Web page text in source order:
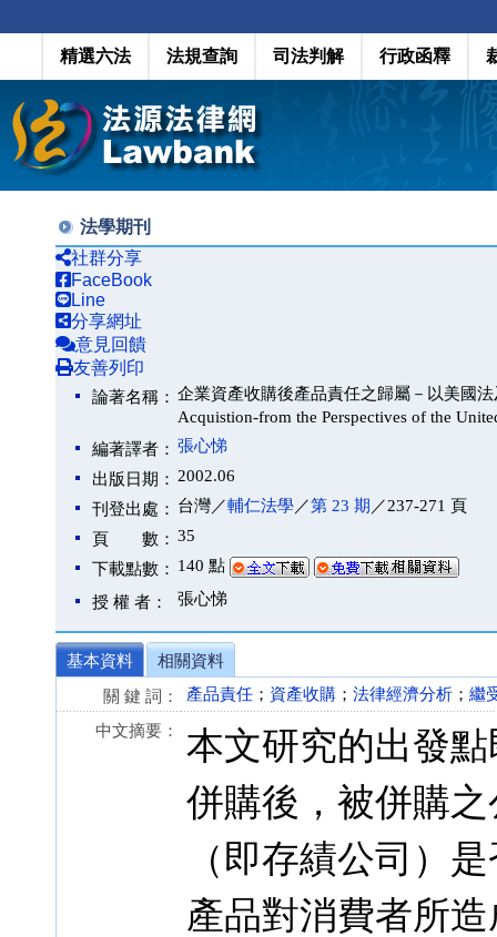
精選六法 法規查詢 司法判解 行政函釋
法學期刊
社群分享
FaceBook
Line
分享網址
意見回饋
友善列印
論著名稱： 企業資產收購後產品責任之歸屬－以美國
Acquistion-from the Perspectives of the
編著譯者： 張心悌
出版日期： 2002.06
刊登出處： 台灣／輔仁法學／第 23 期 ／237-271 頁
頁 數： 35
下載點數： 140 點
授 權 者： 張心悌
基本資料
相關資料
關 鍵 詞：
產品責任 ； 資產收購 ； 法律經濟分析 ； 繼
中文摘要：
本文研究的出發
併購後，被併購
（即存績公司）
產品對消費者所